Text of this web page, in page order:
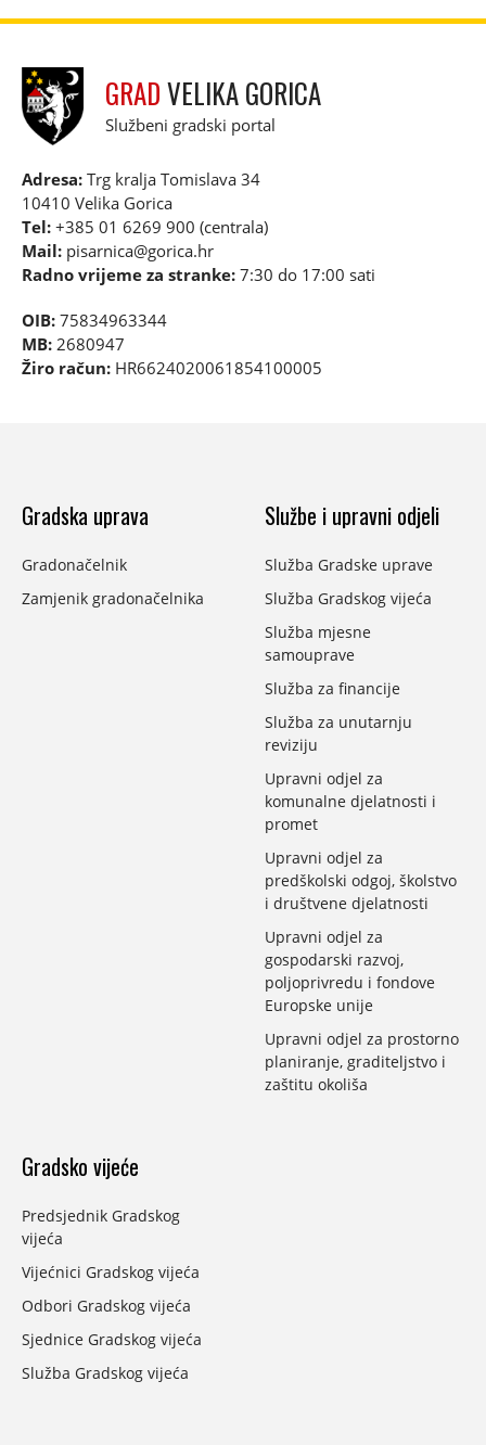
GRADVELIKA GORICA
Službeni gradski portal
Adresa: Trg kralja Tomislava 34
10410 Velika Gorica
Tel: +385 01 6269 900 (centrala)
Mail: pisarnica@gorica.hr
Radno vrijeme za stranke: 7:30 do 17:00 sati
OIB: 75834963344
MB: 2680947
Žiro račun: HR6624020061854100005
Gradska uprava
Gradonačelnik
Zamjenik gradonačelnika
Službe i upravni odjeli
Služba Gradske uprave
Služba Gradskog vijeća
Služba mjesne
samouprave
Služba za financije
Služba za unutarnju
reviziju
Upravni odjel za
komunalne djelatnosti i
promet
Upravni odjel za
predškolski odgoj, školstvo
i društvene djelatnosti
Upravni odjel za
gospodarski razvoj,
poljoprivredu i fondove
Europske unije
Upravni odjel za prostorno
planiranje, graditeljstvo i
zaštitu okoliša
Gradsko vijeće
Predsjednik Gradskog
vijeća
Vijećnici Gradskog vijeća
Odbori Gradskog vijeća
Sjednice Gradskog vijeća
Služba Gradskog vijeća